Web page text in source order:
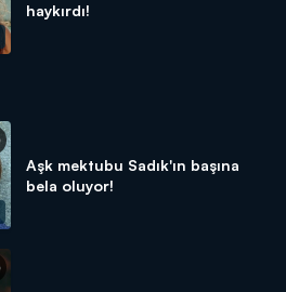
haykırdı!
Aşk mektubu Sadık'ın başına
bela oluyor!